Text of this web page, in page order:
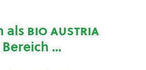
alsbio austria
…